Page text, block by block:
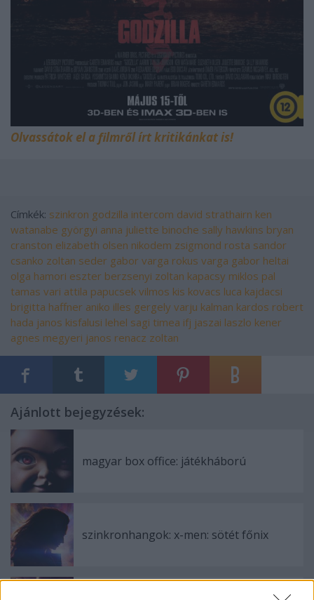
Olvassátok el a filmről írt kritikánkat is!
Címkék: szinkron godzilla intercom david strathairn ken
watanabe györgyi anna juliette binoche sally hawkins bryan
cranston elizabeth olsen nikodem zsigmond rosta sandor
csanko zoltan seder gabor varga rokus varga gabor heltai
olga hamori eszter berzsenyi zoltan kapacsy miklos pal
tamas vari attila papucsek vilmos kis kovacs luca kajdacsi
brigitta haffner aniko illes gergely varju kalman kardos robert
hada janos kisfalusi lehel sagi timea ifj jaszai laszlo kener
agnes megyeri janos renacz zoltan
Ajánlott bejegyzések:
magyar box office: játékháború
szinkronhangok: x-men: sötét főnix